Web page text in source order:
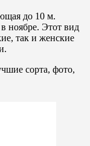
до 10 м.
ноябре. Этот вид
так и женские